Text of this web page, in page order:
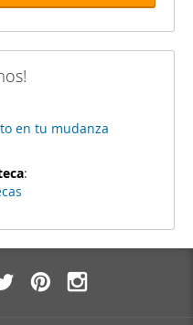
en tu mudanza
: